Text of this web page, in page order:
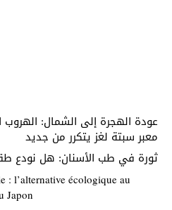
عودة الهجرة إلى الشمال: الهروب
معبر سبتة لغز يتكرر من جديد
ثورة في طب الأسنان: هل نودع
: l’alternative écologique au
Japon